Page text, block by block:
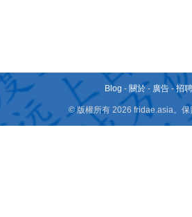
Blog - 關於 - 廣告 -招
© 版權所有 2026 fridae.asia。